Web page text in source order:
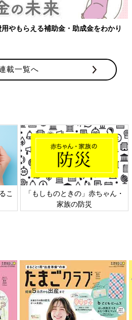
金・助成金をわかり 【ワクチン接
載一覧へ
しものときの」赤ちゃん・
家族の防災
日本外